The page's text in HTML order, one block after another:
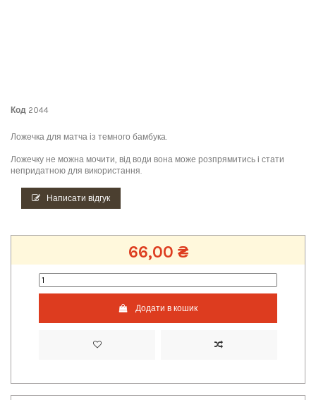
Код 2044
Ложечка для матча із темного бамбука.
Ложечку не можна мочити, від води вона може розпрямитись і стати
непридатною для використання.
Написати відгук
66,00 ₴
Додати в кошик